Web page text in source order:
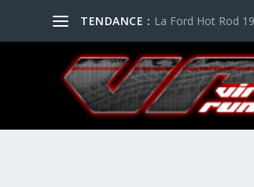
TENDANCE : La Ford Hot Rod